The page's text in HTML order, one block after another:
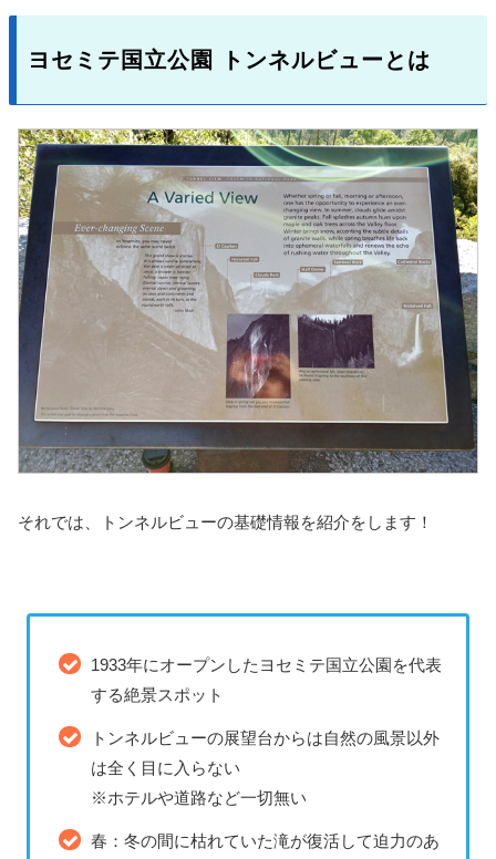
ヨセミテ国立公園 トンネルビューとは
それでは、トンネルビューの基礎情報を紹介をします！
1933年にオープンしたヨセミテ国立公園を代表
する絶景スポット
トンネルビューの展望台からは自然の風景以外
は全く目に入らない
※ホテルや道路など一切無い
春：冬の間に枯れていた滝が復活して迫力のあ